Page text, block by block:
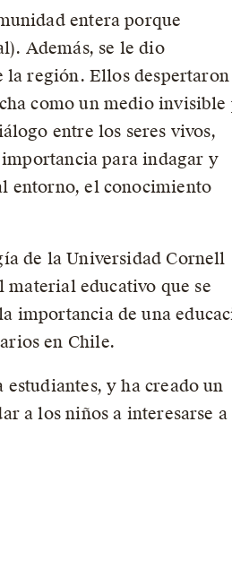
entera porque
Además, se le dio
la región. Ellos
como un medio invisible
entre los seres vivos,
para indagar y
entorno, el conocimiento
de la Universidad Cornell
educativo que se
importancia de una
en Chile.
y ha creado un
a los niños a interesarse a